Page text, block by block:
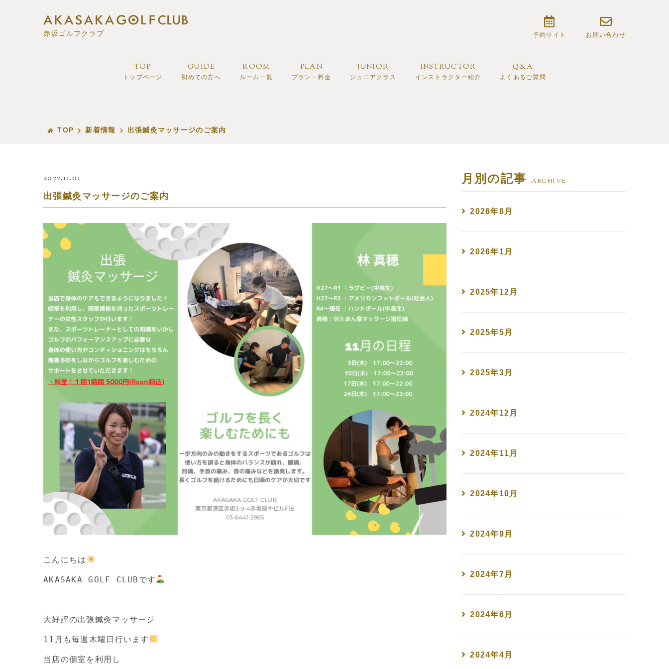
赤坂ゴルフクラブ 予約サイト お問い合わせ
TOP
トップページ
GUIDE
初めての方へ
ROOM
ルーム一覧
PLAN
プラン・料金
JUNIOR
ジュニアクラス
INSTRUCTOR
インストラクター紹介
Q&A
よくあるご質問
TOP 新着情報 出張鍼灸マッサージのご案内
2022.11.01
出張鍼灸マッサージのご案内
こんにちは
AKASAKA GOLF CLUBです
大好評の出張鍼灸マッサージ
11月も毎週木曜日行います
当店の個室を利用し
月別の記事 ARCHIVE
2026年8月
2026年1月
2025年12月
2025年5月
2025年3月
2024年12月
2024年11月
2024年10月
2024年9月
2024年7月
2024年6月
2024年4月